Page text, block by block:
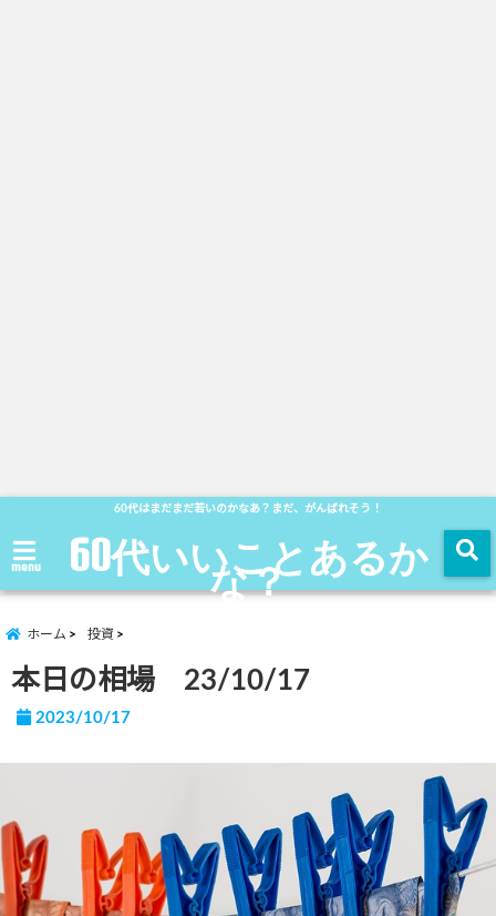
60代はまだまだ若いのかなあ？まだ、がんばれそう！
menu 60代いいことあるか
な？
ホーム 投資
本日の相場 23/10/17
2023/10/17